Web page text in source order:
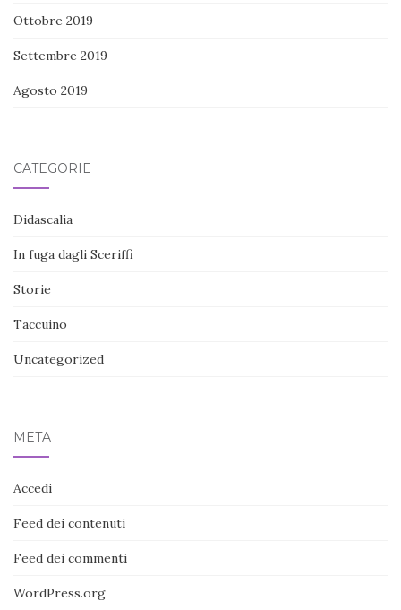
Ottobre 2019
Settembre 2019
Agosto 2019
CATEGORIE
Didascalia
In fuga dagli Sceriffi
Storie
Taccuino
Uncategorized
META
Accedi
Feed dei contenuti
Feed dei commenti
WordPress.org